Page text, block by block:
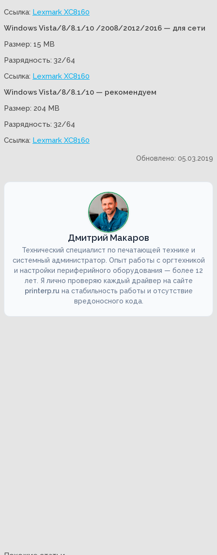
Ссылка: Lexmark XC8160
Windows Vista/8/8.1/10 /2008/2012/2016 — для сети
Размер: 15 MB
Разрядность: 32/64
Ссылка: Lexmark XC8160
Windows Vista/8/8.1/10 — рекомендуем
Размер: 204 MB
Разрядность: 32/64
Ссылка: Lexmark XC8160
Обновлено: 05.03.2019
Дмитрий Макаров
Технический специалист по печатающей технике и
системный администратор. Опыт работы с оргтехникой
и настройки периферийного оборудования — более 12
лет. Я лично проверяю каждый драйвер на сайте
printerp.ru на стабильность работы и отсутствие
вредоносного кода.